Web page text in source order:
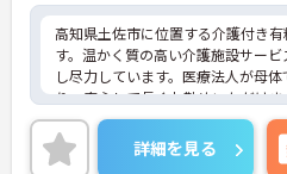
高知県土佐市に位置する介護付き
す。温かく質の高い介護施設サー
し尽力しています。医療法人が母
り、安心して長くお勤めいただけま
ご興味のある方には、面接対策ポ
に詳細をお話しいたしますのでお気
さい！
詳細を見る